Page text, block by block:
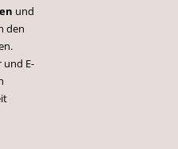
und
den
E-